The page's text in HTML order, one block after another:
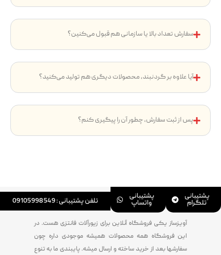
سفارش تعداد بالا یا سازمانی هم قبول می‌کنین؟
آیا علاوه بر گردنبند، محصولات دیگری هم تولید می‌کنید؟
پس از ثبت سفارش، چطور آن را پیگیری کنم؟
پشتیبانی
تلگرام
پشتیبانی
واتساپ تلفن پشتیبانی : 09105998549
آویزساز یکی فروشگاه آنلاین برای زیورآلات فانتزی هست. در
این فروشگاه همه محصولات همیشه موجودی داره چون
سفارشها بعد از خرید ساخته و ارسال میشه. پایبندی ما به تنوع